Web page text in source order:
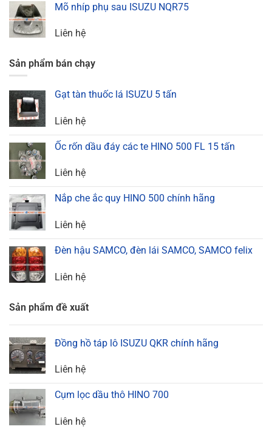
Mõ nhíp phụ sau ISUZU NQR75
Liên hệ
Sản phẩm bán chạy
Gạt tàn thuốc lá ISUZU 5 tấn
Liên hệ
Ốc rốn dầu đáy các te HINO 500 FL 15 tấn
Liên hệ
Nắp che ắc quy HINO 500 chính hãng
Liên hệ
Đèn hậu SAMCO, đèn lái SAMCO, SAMCO felix
Liên hệ
Sản phẩm đề xuất
Đồng hồ táp lô ISUZU QKR chính hãng
Liên hệ
Cụm lọc dầu thô HINO 700
Liên hệ